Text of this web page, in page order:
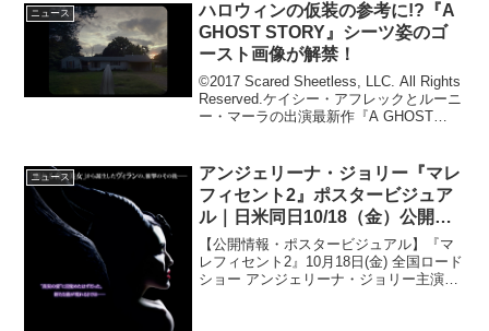
ニュース
ハロウィンの仮装の参考に!?『A
GHOST STORY』シーツ姿のゴ
ースト画像が解禁！
©2017 Scared Sheetless, LLC. All Rights
Reserved.ケイシー・アフレックとルーニ
ー・マーラの出演最新作『A GHOST
ニュース
アンジェリーナ・ジョリー『マレ
フィセント2』ポスタービジュア
ル｜日米同日10/18（金）公開決
定！
【公開情報・ポスタービジュアル】『マ
レフィセント2』10月18日(金) 全国ロード
ショー アンジェリーナ・ジョリー主演作